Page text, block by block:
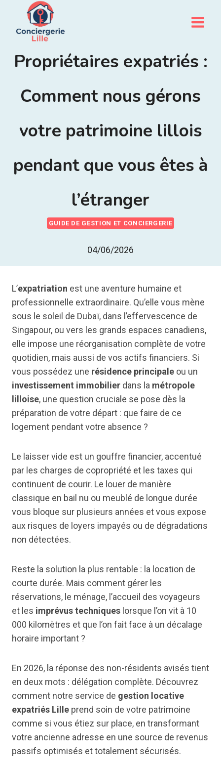
contenu
Propriétaires expatriés :
Comment nous gérons
votre patrimoine lillois
pendant que vous êtes à
l’étranger
GUIDE DE GESTION ET CONCIERGERIE
04/06/2026
L’expatriation est une aventure humaine et
professionnelle extraordinaire. Qu’elle vous mène
sous le soleil de Dubaï, dans l’effervescence de
Singapour, ou vers les grands espaces canadiens,
elle impose une réorganisation complète de votre
quotidien, mais aussi de vos actifs financiers. Si
vous possédez une résidence principale ou un
investissement immobilier dans la métropole
lilloise, une question cruciale se pose dès la
préparation de votre départ : que faire de ce
logement pendant votre absence ?
Le laisser vide est un gouffre financier, accentué
par les charges de copropriété et les taxes qui
continuent de courir. Le louer de manière
classique en bail nu ou meublé de longue durée
vous bloque sur plusieurs années et vous expose
aux risques de loyers impayés ou de dégradations
non détectées.
Reste la solution la plus rentable : la location de
courte durée. Mais comment gérer les
réservations, le ménage, l’accueil des voyageurs
et les imprévus techniques lorsque l’on vit à 10
000 kilomètres et que l’on fait face à un décalage
horaire important ?
En 2026, la réponse des non-résidents avisés tient
en deux mots : délégation complète. Découvrez
comment notre service de gestion locative
expatriés Lille prend soin de votre patrimoine
comme si vous étiez sur place, en transformant
votre ancienne adresse en une source de revenus
passifs optimisés et totalement sécurisés.